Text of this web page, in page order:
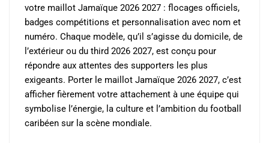
votre maillot Jamaïque 2026 2027 : flocages officiels,
badges compétitions et personnalisation avec nom et
numéro. Chaque modèle, qu’il s’agisse du domicile, de
l’extérieur ou du third 2026 2027, est conçu pour
répondre aux attentes des supporters les plus
exigeants. Porter le maillot Jamaïque 2026 2027, c’est
afficher fièrement votre attachement à une équipe qui
symbolise l’énergie, la culture et l’ambition du football
caribéen sur la scène mondiale.